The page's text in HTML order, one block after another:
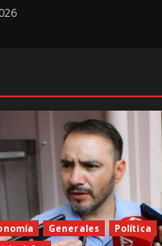
Generales
Política